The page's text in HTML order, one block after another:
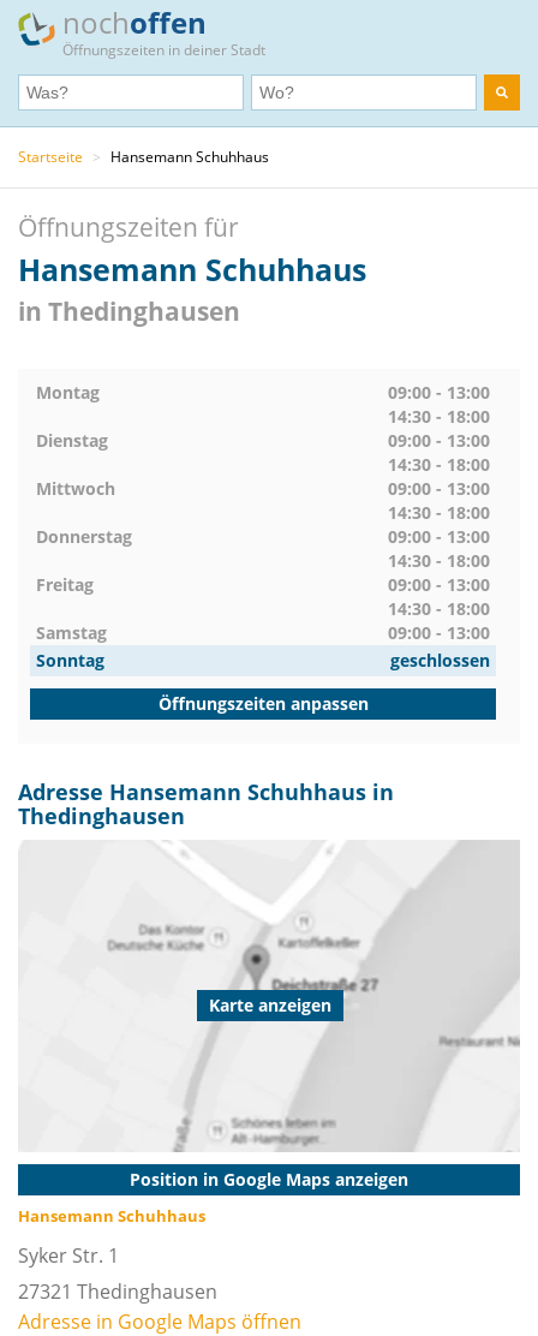
nochoffen
Öffnungszeiten in deiner Stadt
Startseite > Hansemann Schuhhaus
Öffnungszeiten für
Hansemann Schuhhaus
in Thedinghausen
Montag
09:00 - 13:00
14:30 - 18:00
Dienstag
09:00 - 13:00
14:30 - 18:00
Mittwoch
09:00 - 13:00
14:30 - 18:00
Donnerstag
09:00 - 13:00
14:30 - 18:00
Freitag
09:00 - 13:00
14:30 - 18:00
Samstag
09:00 - 13:00
Sonntag
geschlossen
Öffnungszeiten anpassen
Adresse Hansemann Schuhhaus in
Thedinghausen
Karte anzeigen
Position in Google Maps anzeigen
Hansemann Schuhhaus
Syker Str. 1
27321 Thedinghausen
Adresse in Google Maps öffnen